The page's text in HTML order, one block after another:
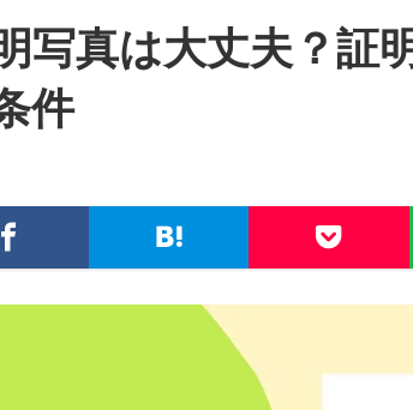
写真は大丈夫？証
件